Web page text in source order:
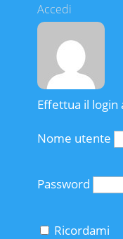
Accedi
Effettua il login
Nome utente
Password
Ricordami